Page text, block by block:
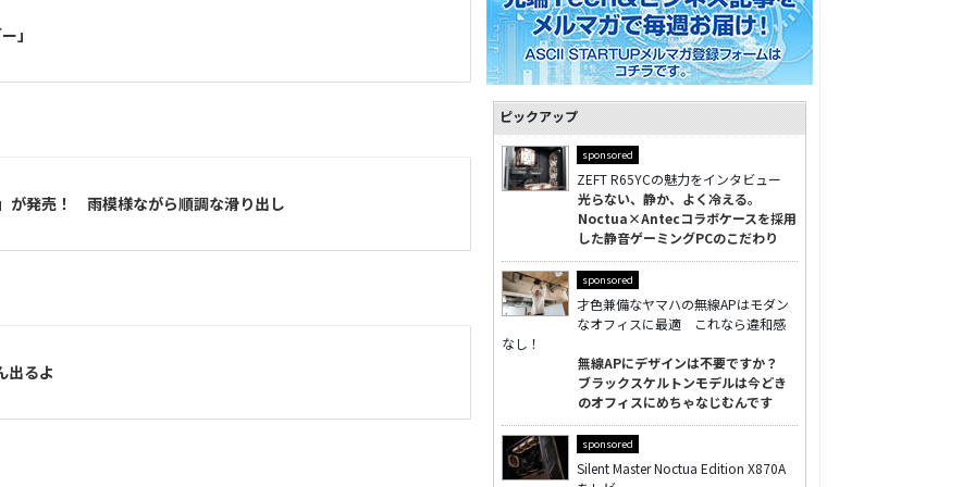
」
が発売！ 雨模様ながら順調な滑り出し
出るよ
ピックアップ
sponsored
ZEFT R65YCの魅力をインタビュー
光らない、静か、よく冷える。
Noctua×Antecコラボケースを採用
した静音ゲーミングPCのこだわり
sponsored
才色兼備なヤマハの無線APはモダン
なオフィスに最適 これなら違和感
なし！
無線APにデザインは不要ですか？
ブラックスケルトンモデルは今どき
のオフィスにめちゃなじむんです
sponsored
Silent Master Noctua Edition X870A